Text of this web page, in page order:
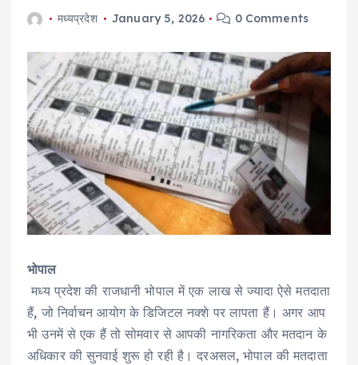
मध्यप्रदेश January 5, 2026 0 Comments
भोपाल
मध्य प्रदेश की राजधानी भोपाल में एक लाख से ज्यादा ऐसे मतदाता
हैं, जो निर्वाचन आयोग के डिजिटल नक्शे पर लापता हैं। अगर आप
भी उनमें से एक हैं तो सोमवार से आपकी नागरिकता और मतदान के
अधिकार की सुनवाई शुरू हो रही है। दरअसल, भोपाल की मतदाता